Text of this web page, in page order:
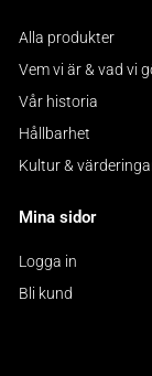
Alla produkter
Vem vi är & vad vi
Vår historia
Hållbarhet
Kultur &
Mina sidor
Logga in
Bli kund